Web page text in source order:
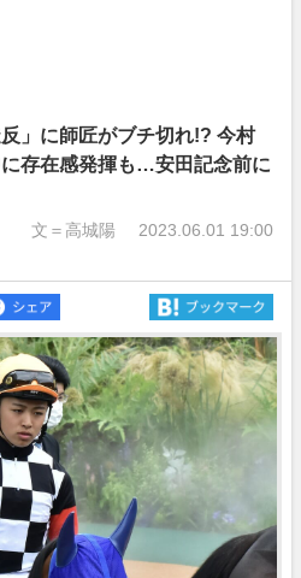
」に師匠がブチ切れ!? 今村
存在感発揮も…安田記念前に
文＝高城陽 2023.06.01 19:00